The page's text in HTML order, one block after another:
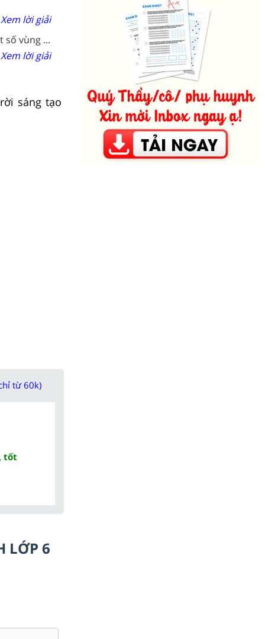
Xem lời giải
vùng ...
Xem lời giải
sáng tạo
từ 60k)
tốt
LỚP 6